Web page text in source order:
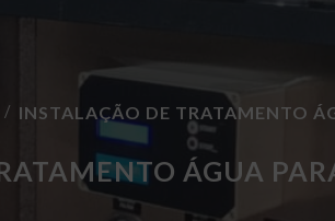
INSTALAÇÃO DE TRATAMENTO
ÁGUA